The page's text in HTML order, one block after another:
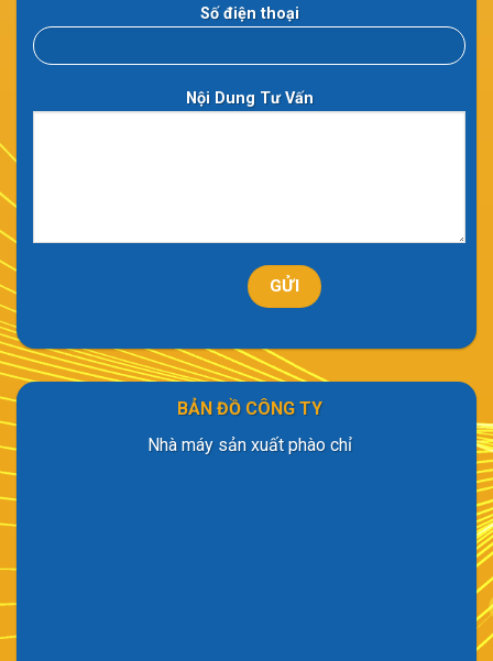
Số điện thoại
Nội Dung Tư Vấn
BẢN ĐỒ CÔNG TY
Nhà máy sản xuất phào chỉ